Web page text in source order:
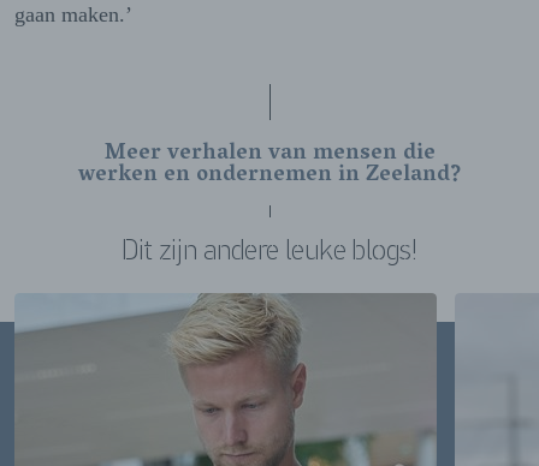
gaan maken.’
Meer verhalen van mensen die
werken en ondernemen in Zeeland?
Dit zijn andere leuke blogs!